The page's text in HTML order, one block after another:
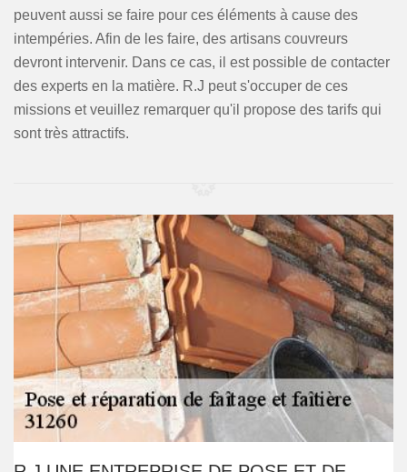
peuvent aussi se faire pour ces éléments à cause des
intempéries. Afin de les faire, des artisans couvreurs
devront intervenir. Dans ce cas, il est possible de contacter
des experts en la matière. R.J peut s'occuper de ces
missions et veuillez remarquer qu'il propose des tarifs qui
sont très attractifs.